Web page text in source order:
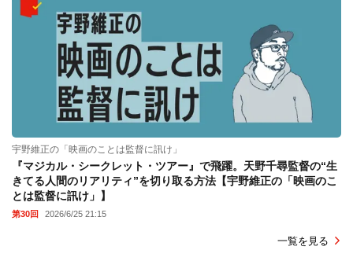
宇野維正の「映画のことは監督に訊け」
『マジカル・シークレット・ツアー』で飛躍。天野千尋監督の“生
きてる人間のリアリティ”を切り取る方法【宇野維正の「映画のこ
とは監督に訊け」】
第30回 2026/6/25 21:15
一覧を見る